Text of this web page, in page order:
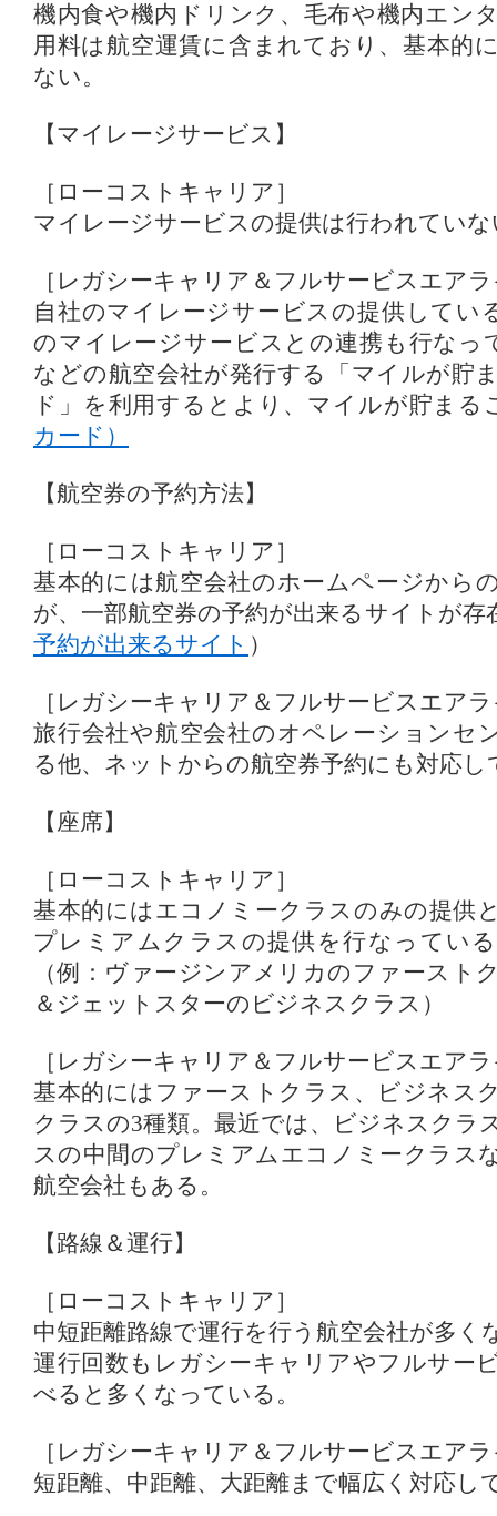
機内食や機内ドリンク、毛布や機内エン
用料は航空運賃に含まれており、基本的
ない。
【マイレージサービス】
［ローコストキャリア］
マイレージサービスの提供は行われていな
［レガシーキャリア＆フルサービスエア
自社のマイレージサービスの提供してい
のマイレージサービスとの連携も行なっ
などの航空会社が発行する「マイルが貯
ド」を利用するとより、マイルが貯まる
カード）
【航空券の予約方法】
［ローコストキャリア］
基本的には航空会社のホームページから
が、一部航空券の予約が出来るサイトが存
予約が出来るサイト ）
［レガシーキャリア＆フルサービスエア
旅行会社や航空会社のオペレーションセ
る他、ネットからの航空券予約にも対応し
【座席】
［ローコストキャリア］
基本的にはエコノミークラスのみの提供
プレミアムクラスの提供を行なってい
（例：ヴァージンアメリカのファースト
＆ジェットスターのビジネスクラス）
［レガシーキャリア＆フルサービスエア
基本的にはファーストクラス、ビジネス
クラスの3種類。最近では、ビジネスクラ
スの中間のプレミアムエコノミークラス
航空会社もある。
【路線＆運行】
［ローコストキャリア］
中短距離路線で運行を行う航空会社が多く
運行回数もレガシーキャリアやフルサー
べると多くなっている。
［レガシーキャリア＆フルサービスエア
短距離、中距離、大距離まで幅広く対応し